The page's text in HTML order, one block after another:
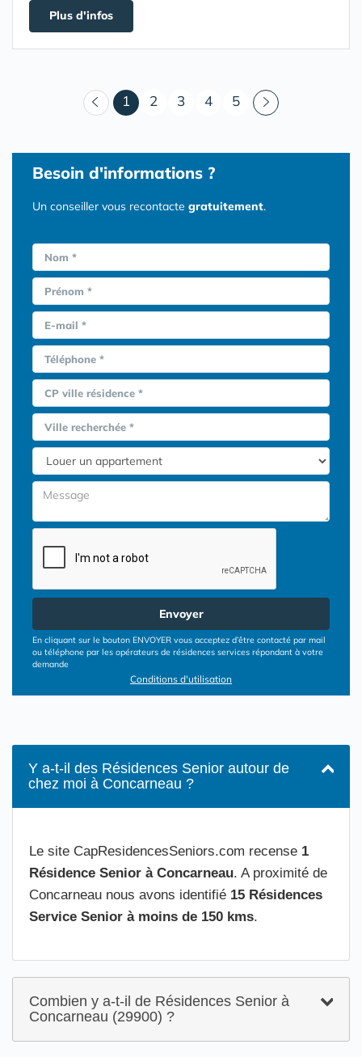
Plus d'infos
1 (courant)
2 3 4 5
Besoin d'informations ?
Un conseiller vous recontacte gratuitement.
Nom *
Prénom *
E-mail *
Téléphone *
CP ville résidence *
Ville recherchée *
Envoyer
En cliquant sur le bouton ENVOYER vous acceptez d’être contacté par mail
ou téléphone par les opérateurs de résidences services répondant à votre
demande
Conditions d'utilisation
Y a-t-il des Résidences Senior autour de
chez moi à Concarneau ?
Le site CapResidencesSeniors.com recense 1
Résidence Senior à Concarneau. A proximité de
Concarneau nous avons identifié 15 Résidences
Service Senior à moins de 150 kms.
Combien y a-t-il de Résidences Senior à
Concarneau (29900) ?